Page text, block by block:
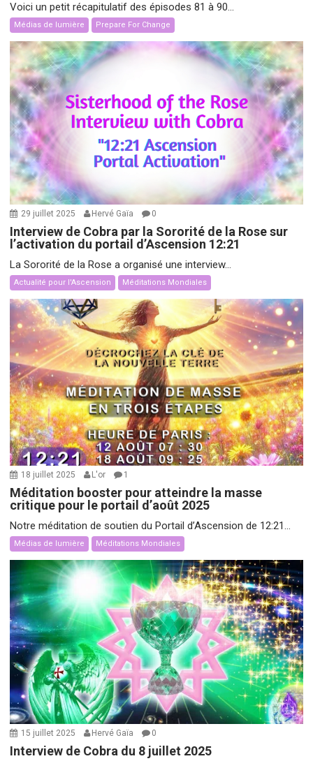
Voici un petit récapitulatif des épisodes 81 à 90...
Médias de lumière Prepare For Change
29 juillet 2025 Hervé Gaïa 0
Interview de Cobra par la Sororité de la Rose sur
l’activation du portail d’Ascension 12:21
La Sororité de la Rose a organisé une interview...
Actualité pour l'Ascension Méditations Mondiales
18 juillet 2025 L'or 1
Méditation booster pour atteindre la masse
critique pour le portail d’août 2025
Notre méditation de soutien du Portail d’Ascension de 12:21...
Médias de lumière Méditations Mondiales
15 juillet 2025 Hervé Gaïa 0
Interview de Cobra du 8 juillet 2025